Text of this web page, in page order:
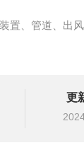
置、管道、出
更